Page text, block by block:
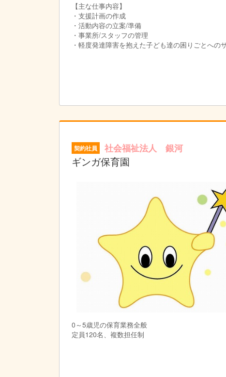
【主な仕事内容】
・支援計画の作成
・活動内容の立案/準備
・事業所/スタッフの管理
・軽度発達障害を抱えた子ども達の困りごとへの
契約社員 社会福祉法人 銀河
ギンガ保育園
0～5歳児の保育業務全般
定員120名、複数担任制